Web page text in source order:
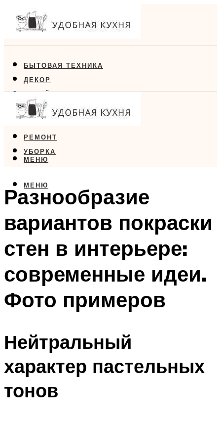
БЫТОВАЯ ТЕХНИКА
ДЕКОР
ДИЗАЙН
ЕДА
РЕМОНТ
УБОРКА
МЕНЮ
МЕНЮ
Разнообразие
вариантов покраски
стен в интерьере:
современные идеи.
Фото примеров
Нейтральный
характер пастельных
тонов